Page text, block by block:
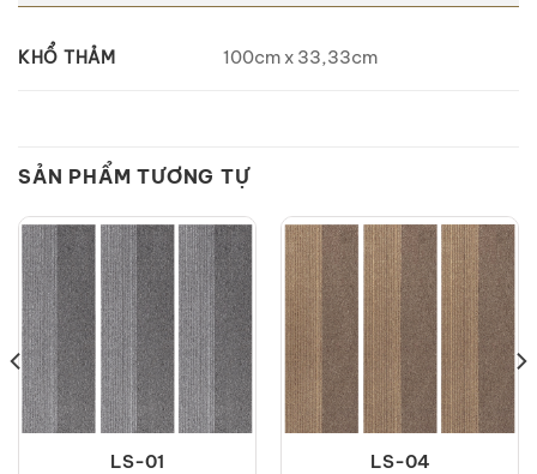
KHỔ THẢM 100cm x 33,33cm
SẢN PHẨM TƯƠNG TỰ
LS-01 LS-04